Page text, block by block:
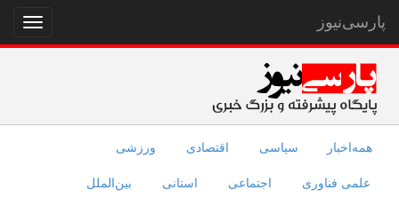
نمایش
منو
پارسی‌نیوز
همه‌اخبار سیاسی اقتصادی ورزشی
علمی فناوری اجتماعی استانی بین‌الملل